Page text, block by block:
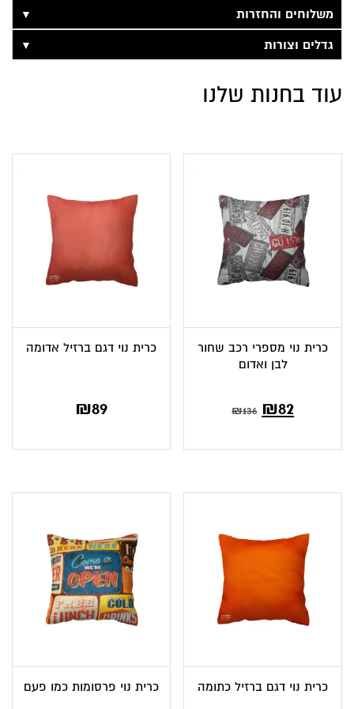
משלוחים והחזרות
▼
גדלים וצורות
▼
עוד בחנות שלנו
כרית נוי מספרי רכב שחור
לבן ואדום
₪136 ₪82
כרית נוי דגם ברזיל אדומה
₪89
כרית נוי דגם ברזיל כתומה כרית נוי פרסומות כמו פעם